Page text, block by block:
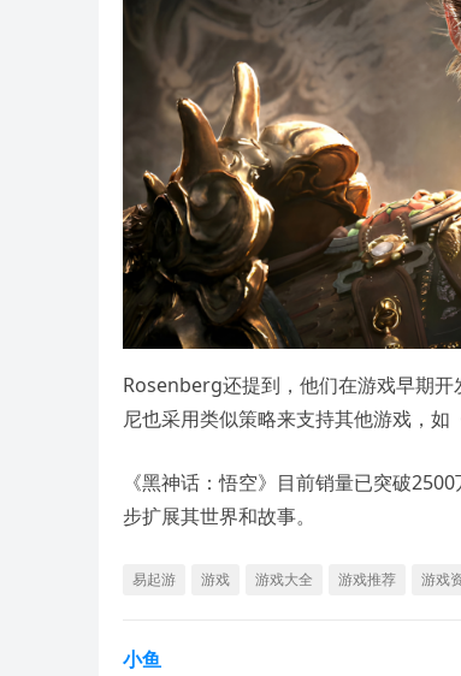
Rosenberg还提到，他们在游戏早期
尼也采用类似策略来支持其他游戏，如
《黑神话：悟空》目前销量已突破
步扩展其世界和故事。
易起游 游戏 游戏大全 游戏推荐 游戏
小鱼